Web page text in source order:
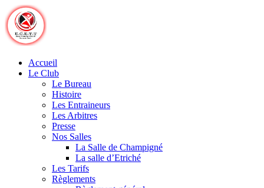
Skip
to
content
Accueil
Le Club
Le Bureau
Histoire
Les Entraineurs
Les Arbitres
Presse
Nos Salles
La Salle de Champigné
La salle d’Etriché
Les Tarifs
Règlements